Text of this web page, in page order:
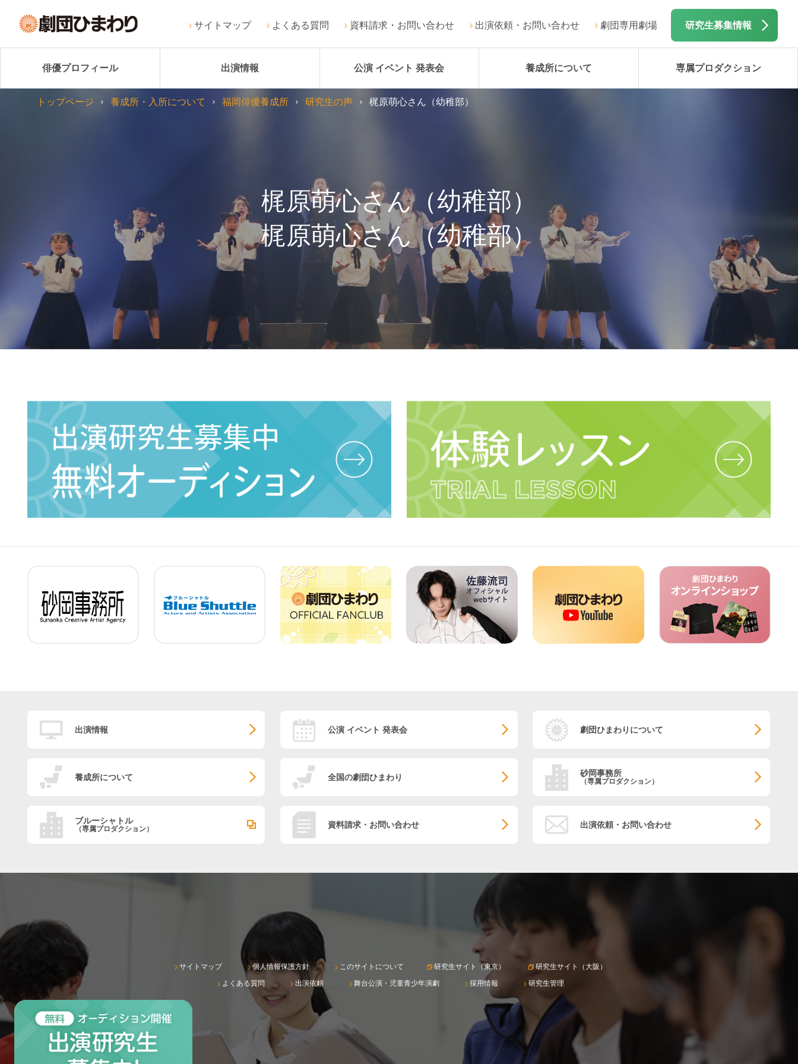
サイトマップ よくある質問 資料請求・お問い合わせ 出演依頼・お問い合わせ 劇団専用劇場 研究生募集情報
俳優プロフィール 出演情報 公演 イベント 発表会 養成所について 専属プロダクション
梶原萌心さん（幼稚部）
梶原萌心さん（幼稚部）
トップページ 養成所・入所について 福岡俳優養成所 研究生の声 梶原萌心さん（幼稚部）
出演情報 公演 イベント 発表会 劇団ひまわりについて
養成所について 全国の劇団ひまわり 砂岡事務所
（専属プロダクション）
ブルーシャトル
（専属プロダクション） 資料請求・お問い合わせ 出演依頼・お問い合わせ
サイトマップ 個人情報保護方針 このサイトについて 研究生サイト（東京）
研究生サイト（大阪）
よくある質問
出演依頼 舞台公演・児童青少年演劇 採用情報 研究生管理